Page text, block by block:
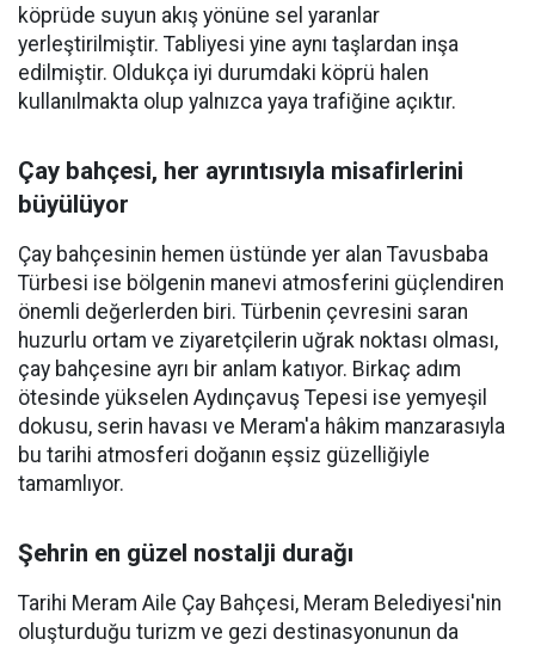
köprüde suyun akış yönüne sel yaranlar
yerleştirilmiştir. Tabliyesi yine aynı taşlardan inşa
edilmiştir. Oldukça iyi durumdaki köprü halen
kullanılmakta olup yalnızca yaya trafiğine açıktır.
Çay bahçesi, her ayrıntısıyla misafirlerini
büyülüyor
Çay bahçesinin hemen üstünde yer alan Tavusbaba
Türbesi ise bölgenin manevi atmosferini güçlendiren
önemli değerlerden biri. Türbenin çevresini saran
huzurlu ortam ve ziyaretçilerin uğrak noktası olması,
çay bahçesine ayrı bir anlam katıyor. Birkaç adım
ötesinde yükselen Aydınçavuş Tepesi ise yemyeşil
dokusu, serin havası ve Meram'a hâkim manzarasıyla
bu tarihi atmosferi doğanın eşsiz güzelliğiyle
tamamlıyor.
Şehrin en güzel nostalji durağı
Tarihi Meram Aile Çay Bahçesi, Meram Belediyesi'nin
oluşturduğu turizm ve gezi destinasyonunun da